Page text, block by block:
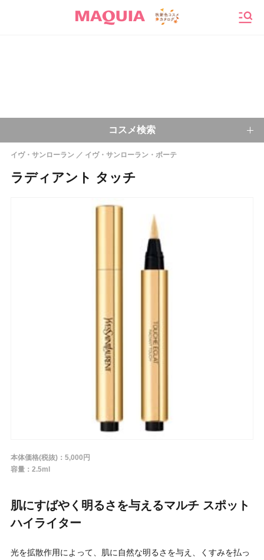
コスメ検索
ベースメイク
条件から探す
肌質
金額
アイテム
イヴ・サンローラン イヴ・サンローラン・ボーテ
ラディアント タッチ
本体価格(税抜)：5,000円
容量：2.5ml
肌にすばやく明るさを与えるマルチ スポット
ハイライター
光を拡散作用によって、肌に自然な明るさを与え、くすみを払っ